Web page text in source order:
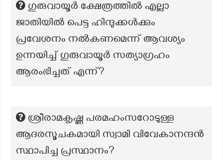
ഗുരുവായൂർ ക്ഷേത്രത്തിൽ എല്ലാ
ജാതിയിൽ പെട്ട ഹിന്ദുക്കൾക്കും
പ്രവേശനം നൽകണമെന്ന് ആവശ്യം
ഉന്നയിച്ച് ഗുരുവായൂർ സത്യാഗ്രഹം
ആരംഭിച്ചത് എന്ന്?
ശ്രീരാമകൃഷ്ണ പരമഹംസറോടുള്ള
ആദരസൂചകമായി സ്വാമി വിവേകാനന്ദൻ
സ്ഥാപിച്ച പ്രസ്ഥാനം?